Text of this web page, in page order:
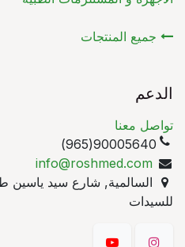
جميع المنتجات
الدعم
تواصل معنا
90005640(965)
info@roshmed.com
السالمية, شارع سيد ياسين
للسيدات